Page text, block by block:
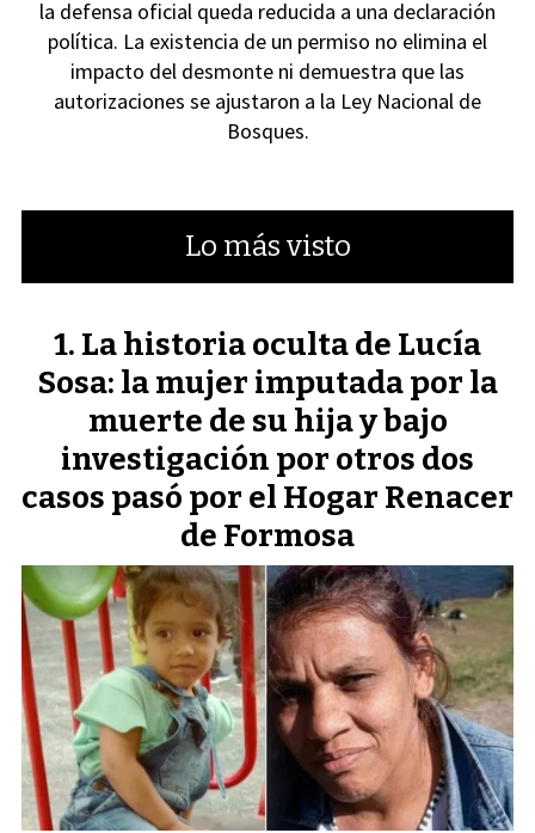
la defensa oficial queda reducida a una declaración
política. La existencia de un permiso no elimina el
impacto del desmonte ni demuestra que las
autorizaciones se ajustaron a la Ley Nacional de
Bosques.
Lo más visto
La historia oculta de Lucía
Sosa: la mujer imputada por la
muerte de su hija y bajo
investigación por otros dos
casos pasó por el Hogar Renacer
de Formosa